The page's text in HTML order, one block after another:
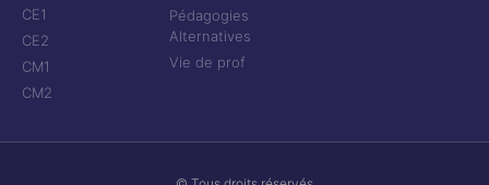
CE1
CE2
CM1
CM2
Pédagogies
Alternatives
Vie de prof